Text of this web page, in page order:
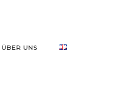
ÜBER UNS